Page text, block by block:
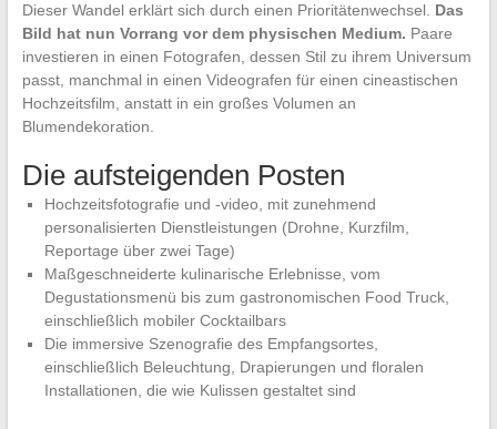
Dieser Wandel erklärt sich durch einen Prioritätenwechsel. Das
Bild hat nun Vorrang vor dem physischen Medium. Paare
investieren in einen Fotografen, dessen Stil zu ihrem Universum
passt, manchmal in einen Videografen für einen cineastischen
Hochzeitsfilm, anstatt in ein großes Volumen an
Blumendekoration.
Die aufsteigenden Posten
Hochzeitsfotografie und -video, mit zunehmend
personalisierten Dienstleistungen (Drohne, Kurzfilm,
Reportage über zwei Tage)
Maßgeschneiderte kulinarische Erlebnisse, vom
Degustationsmenü bis zum gastronomischen Food Truck,
einschließlich mobiler Cocktailbars
Die immersive Szenografie des Empfangsortes,
einschließlich Beleuchtung, Drapierungen und floralen
Installationen, die wie Kulissen gestaltet sind